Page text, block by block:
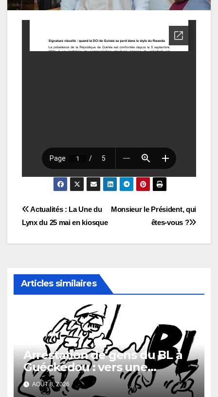
Navigation
de
Monsieur le Président, qui
êtes-vous ?
Actualités : La Une du
Lynx du 25 mai en kiosque
Articles similaires
Arrestation de gens du BL à
Guéckédou : vers une
démission des conseillés du
parti à Ouendé-Kénéma ?
AOÛT 8, 2026